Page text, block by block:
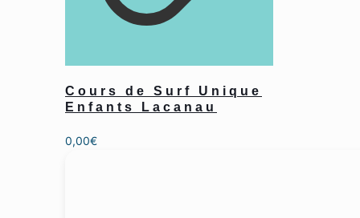
Cours de Surf Unique
Enfants Lacanau
0,00€